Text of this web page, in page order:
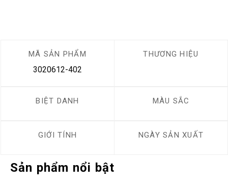
MÃ SẢN PHẨM
3020612-402
THƯƠNG HIỆU
BIỆT DANH MÀU SẮC
GIỚI TÍNH NGÀY SẢN XUẤT
Sản phẩm nổi bật